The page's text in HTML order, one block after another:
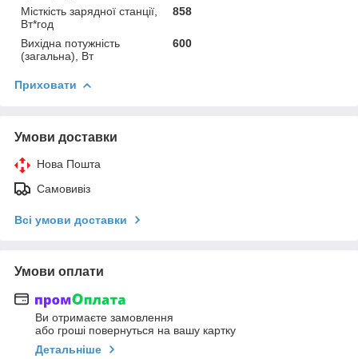
Місткість зарядної станції,
Вт*год
858
Вихідна потужність
(загальна), Вт
600
Приховати
Умови доставки
Нова Пошта
Самовивіз
Всі умови доставки
Умови оплати
Ви отримаєте замовлення
або гроші повернуться на вашу картку
Детальніше